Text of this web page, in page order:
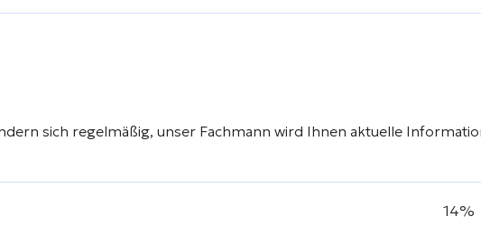
sich regelmäßig, unser Fachmann wird Ihnen aktuelle
14%